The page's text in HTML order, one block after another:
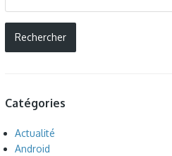
Catégories
Actualité
Android